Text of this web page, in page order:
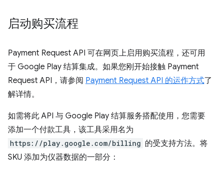
启动购买流程
Payment Request API 可在网页上启用购买流程，还可用
于 Google Play 结算集成。如果您刚开始接触 Payment
Request API，请参阅 Payment Request API 的运作方式了
解详情。
如需将此 API 与 Google Play 结算服务搭配使用，您需要
添加一个付款工具，该工具采用名为
https://play.google.com/billing 的受支持方法。将
SKU 添加为仪器数据的一部分：